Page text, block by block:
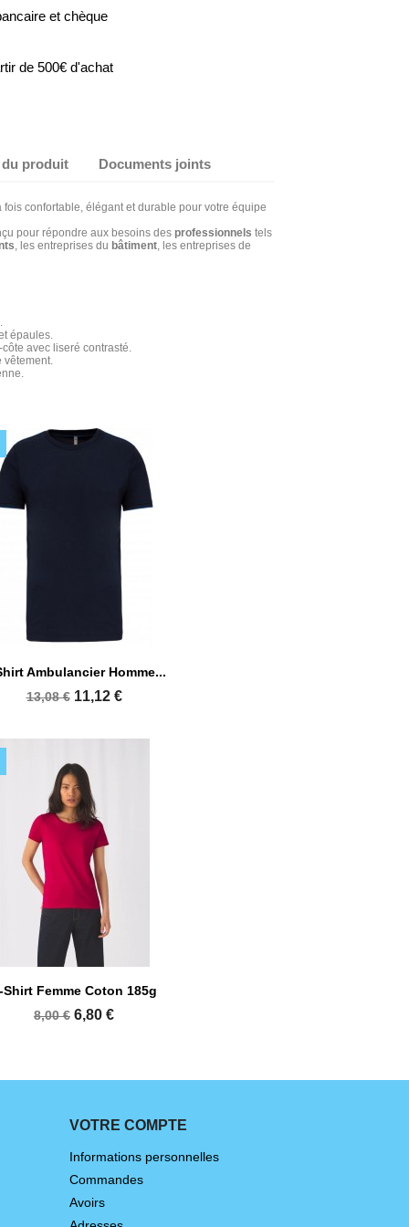
et chèque
de 500€ d'achat
du produit Documents joints
confortable, élégant et durable pour votre équipe
pour répondre aux besoins des professionnels tels
, les entreprises du bâtiment, les entreprises de
.
épaules.
avec liseré contrasté.
vêtement.
Aperçu rapide
Ambulancier Homme...
13,08 € 11,12 €
Aperçu rapide
Shirt Femme Coton 185g
8,00 € 6,80 €
VOTRE COMPTE
Informations personnelles
Commandes
Avoirs